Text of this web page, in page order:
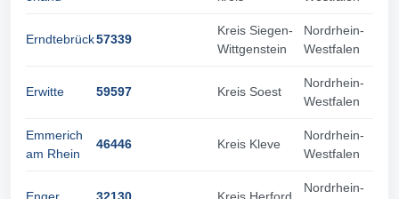
Erndtebrück57339
Kreis Siegen-
Wittgenstein
Nordrhein-
Westfalen
Erwitte 59597 Kreis Soest
Nordrhein-
Westfalen
Emmerich
am Rhein
46446 Kreis Kleve
Nordrhein-
Westfalen
Nordrhein-